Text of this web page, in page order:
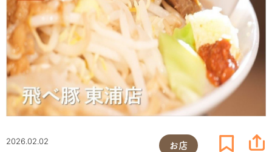
2026.02.02 お店